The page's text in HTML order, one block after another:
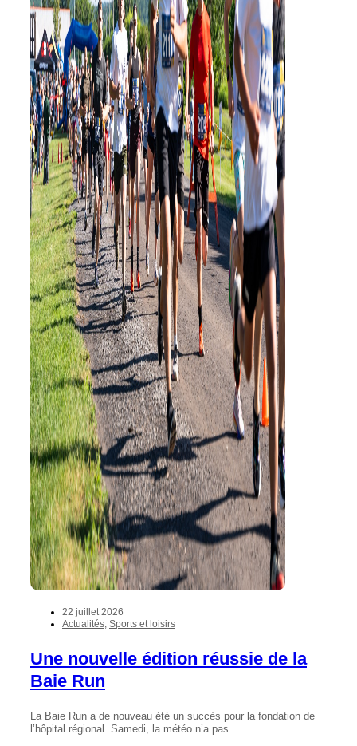
22 juillet 2026
Actualités, Sports et loisirs
Une nouvelle édition réussie de la
Baie Run
La Baie Run a de nouveau été un succès pour la fondation de
l’hôpital régional. Samedi, la météo n’a pas…